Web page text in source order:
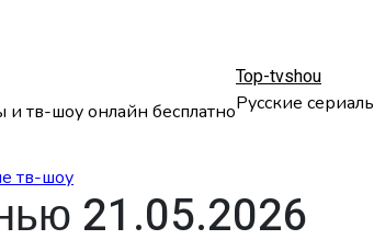
и тв-шоу онлайн бесплатно
Top-tvshou
Русские
тв-шоу
21.05.2026